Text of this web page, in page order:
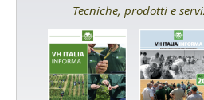
Tecniche, prodotti e